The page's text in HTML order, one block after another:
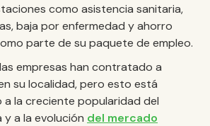
como asistencia sanitaria,
baja por enfermedad y ahorro
parte de su paquete de empleo.
empresas han contratado a
su localidad, pero esto está
la creciente popularidad del
a la evolución del mercado